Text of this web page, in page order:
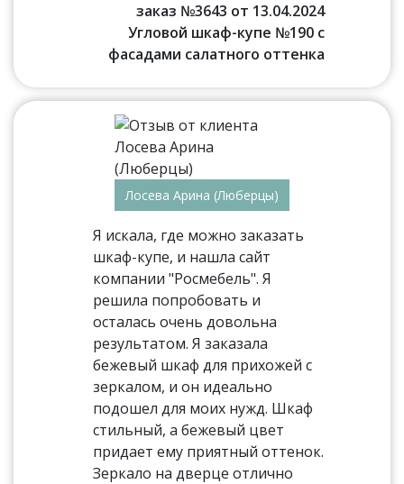
заказ №3643 от 13.04.2024
Угловой шкаф-купе №190 с
фасадами салатного оттенка
Лосева Арина (Люберцы)
Я искала, где можно заказать
шкаф-купе, и нашла сайт
компании "Росмебель". Я
решила попробовать и
осталась очень довольна
результатом. Я заказала
бежевый шкаф для прихожей с
зеркалом, и он идеально
подошел для моих нужд. Шкаф
стильный, а бежевый цвет
придает ему приятный оттенок.
Зеркало на дверце отлично